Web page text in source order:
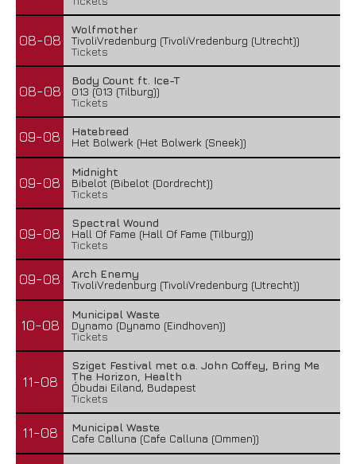
08-08
Wolfmother
TivoliVredenburg (TivoliVredenburg (Utrecht))
Tickets
08-08
Body Count ft. Ice-T
013 (013 (Tilburg))
Tickets
09-08
Hatebreed
Het Bolwerk (Het Bolwerk (Sneek))
09-08
Midnight
Bibelot (Bibelot (Dordrecht))
Tickets
09-08
Spectral Wound
Hall Of Fame (Hall Of Fame (Tilburg))
Tickets
09-08
Arch Enemy
TivoliVredenburg (TivoliVredenburg (Utrecht))
10-08
Municipal Waste
Dynamo (Dynamo (Eindhoven))
Tickets
11-08
Sziget Festival met o.a. John Coffey, Bring Me
The Horizon, Health
Óbudai Eiland, Budapest
Tickets
11-08
Municipal Waste
Cafe Calluna (Cafe Calluna (Ommen))